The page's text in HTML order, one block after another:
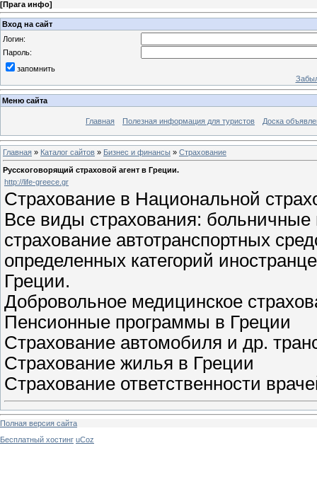
[Прага инфо]
Вход на сайт
Логин:
Пароль:
запомнить
Меню сайта
Главная Полезная информация для туристов Доска
Главная » Каталог сайтов » Бизнес и финансы » Страхование
Русскоговорящий страховой агент в Греции.
http://life-greece.gr
Страхование в Национальной
Все виды страхования:
страхование автотранспортных
определенных категорий
Греции.
Добровольное медицинское
Пенсионные программы в Греции
Страхование автомобиля и др.
Страхование жилья в Греции
Страхование ответственности
Полная версия сайта
Бесплатный хостинг uCoz